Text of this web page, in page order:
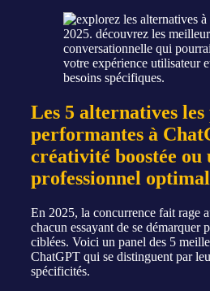
Les 5 alternatives les
performantes à
créativité boostée ou
professionnel optimal
En 2025, la concurrence fait rage
chacun essayant de se démarquer
ciblées. Voici un panel des 5
ChatGPT qui se distinguent par
spécificités.